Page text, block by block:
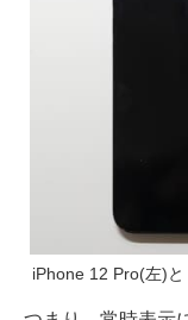
iPhone 12 Pro(左)